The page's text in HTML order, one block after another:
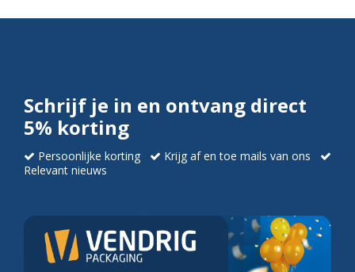
Schrijf je in en ontvang direct
5% korting
Persoonlijke korting
Krijg af en toe mails van ons
Relevant nieuws